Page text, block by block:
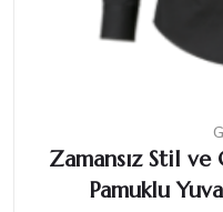
Zamansız Stil
Pamuklu